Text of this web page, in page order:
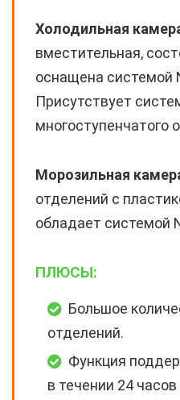
Холодильная
вместительная,
оснащена системой
Присутствует
многоступенчатого
Морозильная
отделений с
обладает системой
ПЛЮСЫ:
Большое
отделений.
Функция
в течении 24